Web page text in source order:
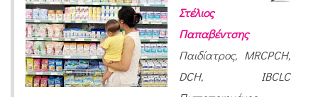
Στέλιος
Παπαβέντσης
Παιδίατρος, MRCPCH,
DCH, IBCLC